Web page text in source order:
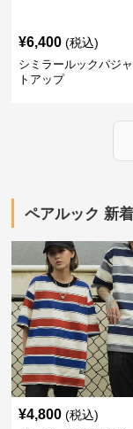
¥6,400 (税込)
シミラールックパジ
トアップ
ペアルック 新
¥4,800 (税込)